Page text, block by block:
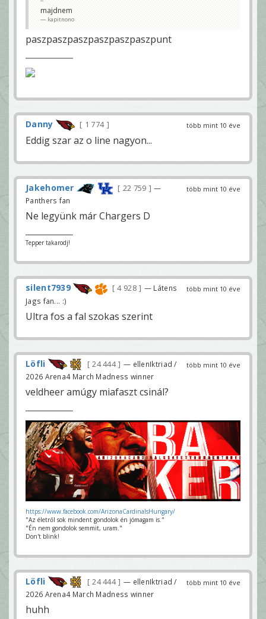
majdnem
kapitnono
paszpaszpaszpaszpaszpaszpunt
több mint 10 éve
Danny 1 774
Eddig szar az o line nagyon...
több mint 10 éve
Jakehomer 22 759
—
Panthers fan
Ne legyünk már Chargers D
Tepper takarodj!
több mint 10 éve
silent7939 4 928
— Látens
Jags fan... :)
Ultra fos a fal szokas szerint
több mint 10 éve
Löfli 24 444
— ellenIktriad /
2026 Arena4 March Madness winner
veldheer amúgy miafaszt csinál?
https://www.facebook.com/ArizonaCardinalsHungary/
"Az életről sok mindent gondolok én jómagam is."
"Én nem gondolok semmit, uram."
Don't blink!
több mint 10 éve
Löfli 24 444
— ellenIktriad /
2026 Arena4 March Madness winner
huhh